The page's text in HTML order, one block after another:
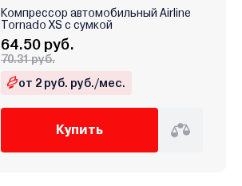
Компрессор автомобильный Airline
Tornado XS с сумкой
64.50 руб.
70.31 руб.
от 2 руб. руб./мес.
Купить